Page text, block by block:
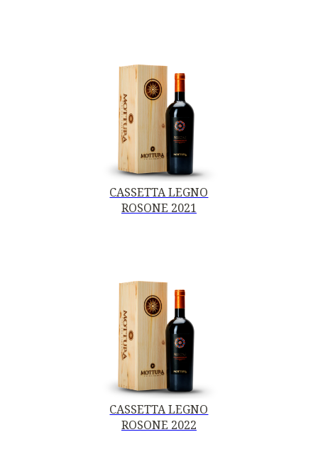
CASSETTA LEGNO
ROSONE 2021
CASSETTA LEGNO
ROSONE 2022